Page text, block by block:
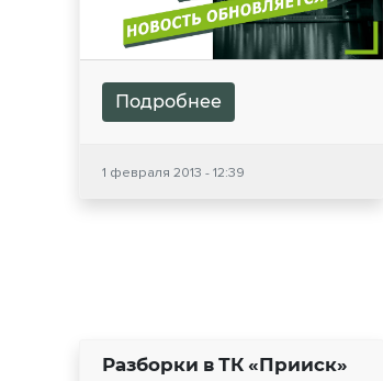
Подробнее
1 февраля 2013 - 12:39
Разборки в ТК «Прииск»